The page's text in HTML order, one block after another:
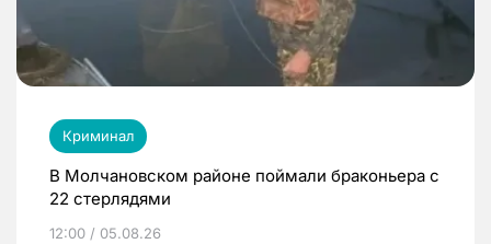
Криминал
В Молчановском районе поймали браконьера с
22 стерлядями
12:00 / 05.08.26